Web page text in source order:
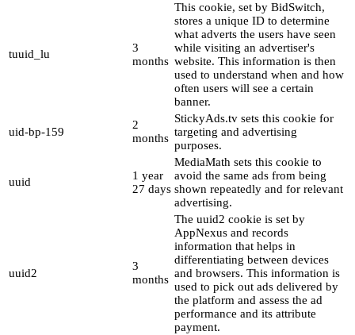
tuuid_lu
3
months
This cookie, set by BidSwitch,
stores a unique ID to determine
what adverts the users have seen
while visiting an advertiser's
website. This information is then
used to understand when and how
often users will see a certain
banner.
uid-bp-159
2
months
StickyAds.tv sets this cookie for
targeting and advertising
purposes.
uuid
1 year
27 days
MediaMath sets this cookie to
avoid the same ads from being
shown repeatedly and for relevant
advertising.
uuid2
3
months
The uuid2 cookie is set by
AppNexus and records
information that helps in
differentiating between devices
and browsers. This information is
used to pick out ads delivered by
the platform and assess the ad
performance and its attribute
payment.